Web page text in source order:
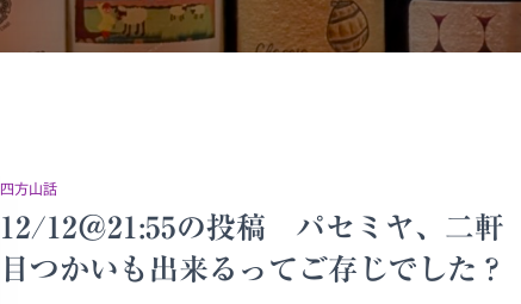
四方山話
12/12＠21:55の投稿 パセミヤ、二軒
目つかいも出来るってご存じでした？